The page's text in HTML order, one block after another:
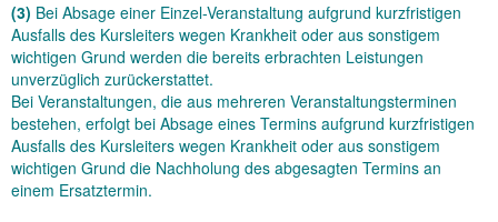
(3) Bei Absage einer Einzel-Veranstaltung aufgrund kurzfristigen
Ausfalls des Kursleiters wegen Krankheit oder aus sonstigem
wichtigen Grund werden die bereits erbrachten Leistungen
unverzüglich zurückerstattet.
Bei Veranstaltungen, die aus mehreren Veranstaltungsterminen
bestehen, erfolgt bei Absage eines Termins aufgrund kurzfristigen
Ausfalls des Kursleiters wegen Krankheit oder aus sonstigem
wichtigen Grund die Nachholung des abgesagten Termins an
einem Ersatztermin.